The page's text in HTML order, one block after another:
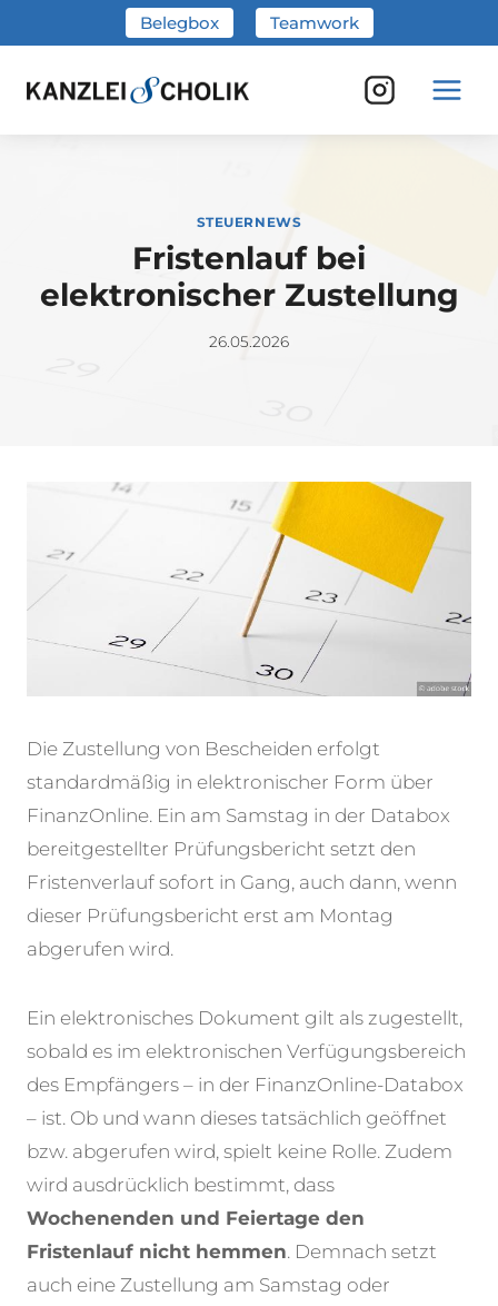
Inhalt
springen
Belegbox Teamwork
STEUERNEWS
Fristenlauf bei
elektronischer Zustellung
26.05.2026
Die Zustellung von Bescheiden erfolgt
standardmäßig in elektronischer Form über
FinanzOnline. Ein am Samstag in der Databox
bereitgestellter Prüfungsbericht setzt den
Fristenverlauf sofort in Gang, auch dann, wenn
dieser Prüfungsbericht erst am Montag
abgerufen wird.
Ein elektronisches Dokument gilt als zugestellt,
sobald es im elektronischen Verfügungsbereich
des Empfängers – in der FinanzOnline-Databox
– ist. Ob und wann dieses tatsächlich geöffnet
bzw. abgerufen wird, spielt keine Rolle. Zudem
wird ausdrücklich bestimmt, dass
Wochenenden und Feiertage den
Fristenlauf nicht hemmen. Demnach setzt
auch eine Zustellung am Samstag oder